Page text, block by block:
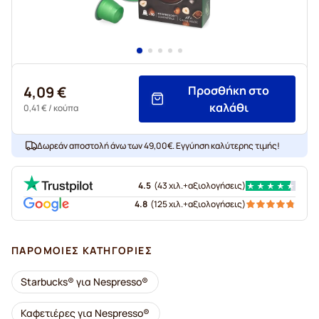
4,09 €
0,41 €/ κούπα
Προσθήκη στο
καλάθι
Δωρεάν αποστολή άνω των 49,00€. Εγγύηση καλύτερης τιμής!
4.5 (43 χιλ.+αξιολογήσεις)
4.8 (125 χιλ.+αξιολογήσεις)
ΠΑΡΌΜΟΙΕΣ ΚΑΤΗΓΟΡΊΕΣ
Starbucks® για Nespresso®
Καφετιέρες για Nespresso®